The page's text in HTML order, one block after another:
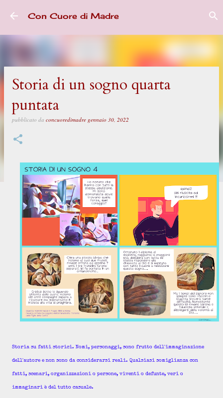
Passa ai contenuti principali
Con Cuore di Madre
Storia di un sogno quarta
puntata
pubblicato da concuoredimadre gennaio 30, 2022
Storia su fatti storici. Nomi, personaggi, sono frutto dell'immaginazione
dell'autore e non sono da considerarsi reali. Qualsiasi somiglianza con
fatti, scenari, organizzazioni o persone, viventi o defunte, veri o
immaginari è del tutto casuale.